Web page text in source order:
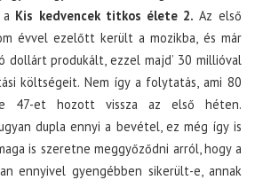
Kis kedvencek titkos élete 2. Az első
évvel ezelőtt került a mozikba, és már
dollárt produkált, ezzel majd’ 30 millióval
költségeit. Nem így a folytatás, ami 80
47-et hozott vissza az első héten.
dupla ennyi a bevétel, ez még így is
is szeretne meggyőződni arról, hogy a
ennyivel gyengébben sikerült-e, annak